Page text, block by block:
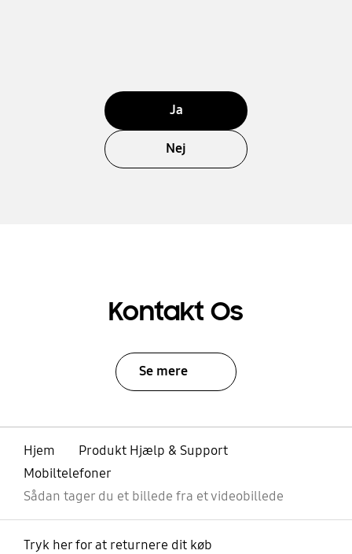
Ja
Nej
Kontakt Os
Se mere
Hjem
Produkt Hjælp & Support
Mobiltelefoner
Sådan tager du et billede fra et videobillede
Tryk her for at returnere dit køb